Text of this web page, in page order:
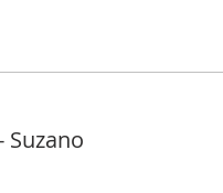
também para nossas
no colo dos pais NÃO
paga
Suzano